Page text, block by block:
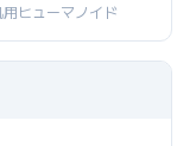
ヒューマノイド